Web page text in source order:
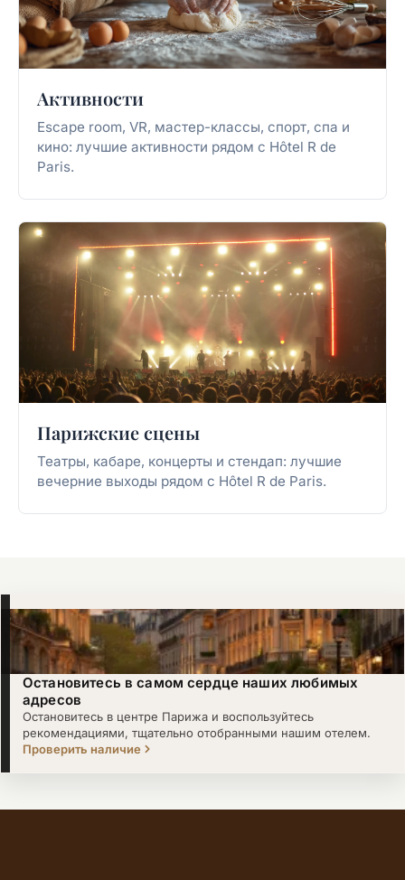
Активности
Escape room, VR, мастер-классы, спорт, спа и
кино: лучшие активности рядом с Hôtel R de
Paris.
Парижские сцены
Театры, кабаре, концерты и стендап: лучшие
вечерние выходы рядом с Hôtel R de Paris.
Остановитесь в самом сердце наших любимых
адресов
Остановитесь в центре Парижа и воспользуйтесь
рекомендациями, тщательно отобранными нашим отелем.
Проверить наличие